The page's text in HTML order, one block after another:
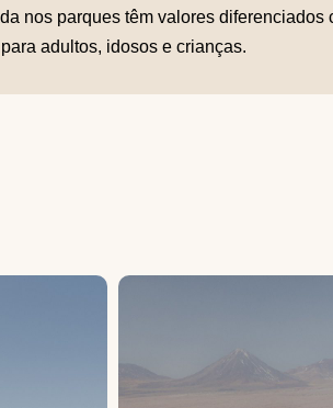
nos parques têm valores diferenciados
adultos, idosos e crianças.